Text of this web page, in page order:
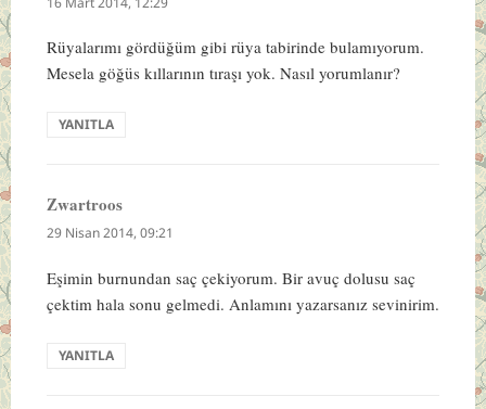
Rüyalarımı gördüğüm gibi rüya tabirinde bulamıyorum.
Mesela göğüs kıllarının tıraşı yok. Nasıl yorumlanır?
YANITLA
Zwartroosdedi
ki:
29 Nisan 2014, 09:21
Eşimin burnundan saç çekiyorum. Bir avuç dolusu saç
çektim hala sonu gelmedi. Anlamını yazarsanız sevinirim.
YANITLA